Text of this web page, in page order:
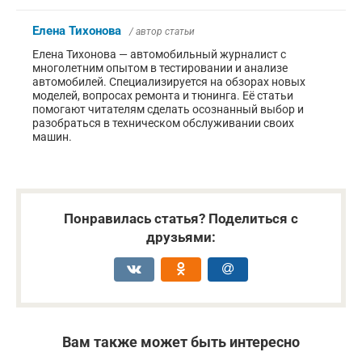
Елена Тихонова / автор статьи
Елена Тихонова — автомобильный журналист с
многолетним опытом в тестировании и анализе
автомобилей. Специализируется на обзорах новых
моделей, вопросах ремонта и тюнинга. Её статьи
помогают читателям сделать осознанный выбор и
разобраться в техническом обслуживании своих
машин.
Понравилась статья? Поделиться с
друзьями:
Вам также может быть интересно